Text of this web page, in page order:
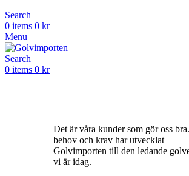
Search
0 items 0 kr
Menu
Search
0 items 0 kr
Det är våra kunder som gör oss
behov och krav har utvecklat
Golvimporten till den ledande
vi är idag.